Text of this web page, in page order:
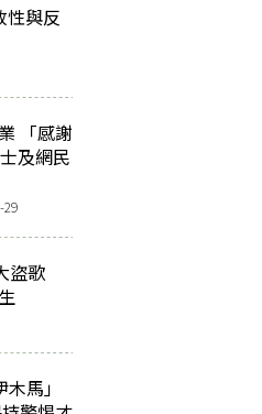
性與反
「感謝
及網民
盜歌
馬」